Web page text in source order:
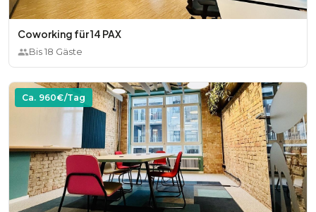
Coworking für 14 PAX
Bis18 Gäste
Ca. 960€/Tag